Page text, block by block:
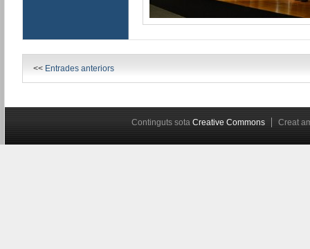
<< Entrades anteriors
Continguts sota Creative Commons Creat